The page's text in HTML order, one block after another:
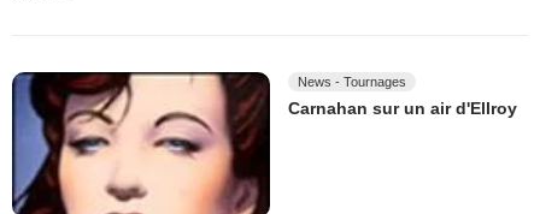
News - Tournages
Carnahan sur un air d'Ellroy